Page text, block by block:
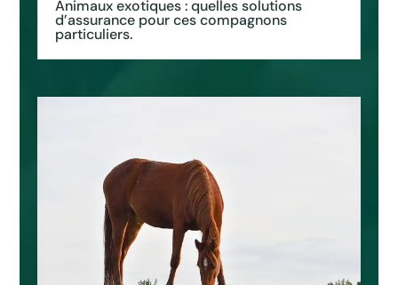
Animaux exotiques : quelles solutions
d’assurance pour ces compagnons
particuliers.